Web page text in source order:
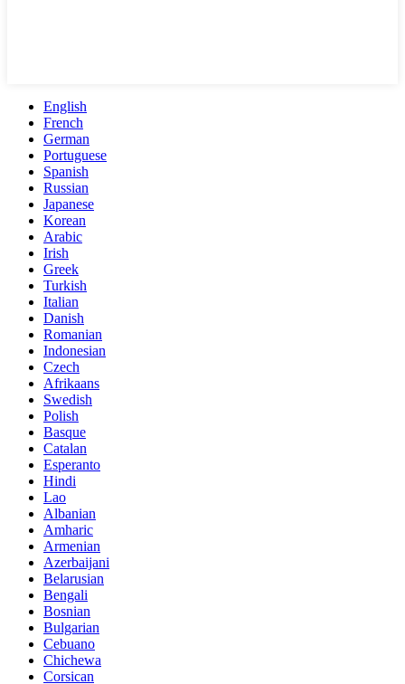
English
French
German
Portuguese
Spanish
Russian
Japanese
Korean
Arabic
Irish
Greek
Turkish
Italian
Danish
Romanian
Indonesian
Czech
Afrikaans
Swedish
Polish
Basque
Catalan
Esperanto
Hindi
Lao
Albanian
Amharic
Armenian
Azerbaijani
Belarusian
Bengali
Bosnian
Bulgarian
Cebuano
Chichewa
Corsican